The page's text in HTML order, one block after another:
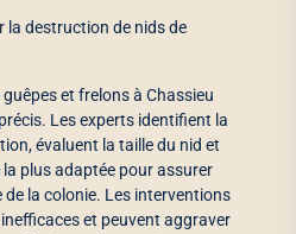
la destruction de nids de
et frelons à Chassieu
Les experts identifient la
évaluent la taille du nid et
plus adaptée pour assurer
la colonie. Les interventions
et peuvent aggraver